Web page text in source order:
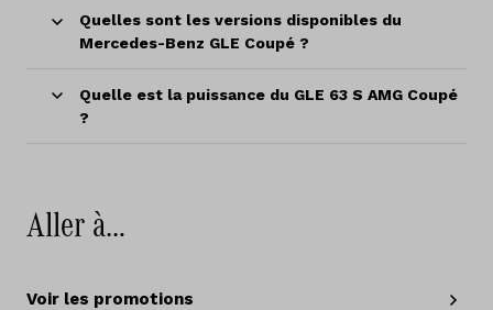
Quelles sont les versions disponibles du
Mercedes-Benz GLE Coupé ?
Quelle est la puissance du GLE 63 S AMG Coupé
?
Aller à…
Voir les promotions